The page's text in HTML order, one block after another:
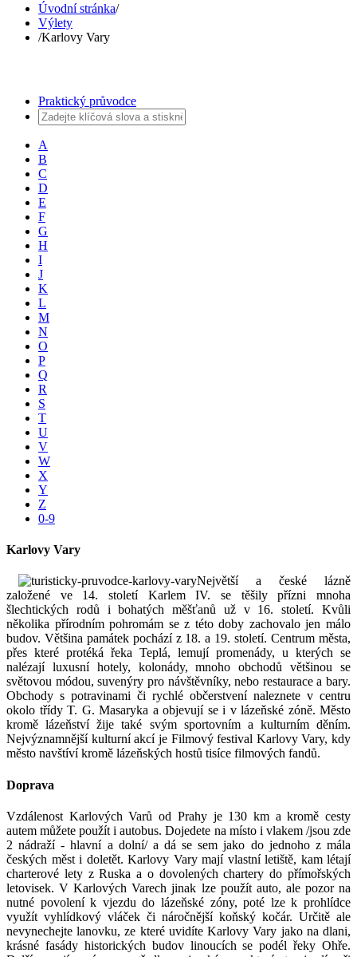
Úvodní stránka/
Výlety
/Karlovy Vary
Praktický průvodce
A
B
C
D
E
F
G
H
I
J
K
L
M
N
O
P
Q
R
S
T
U
V
W
X
Y
Z
0-9
Karlovy Vary
Největší a české lázně
založené ve 14. století Karlem IV. se těšily přízni mnoha
šlechtických rodů i bohatých měšťanů už v 16. století. Kvůli
několika přírodním pohromám se z této doby zachovalo jen málo
budov. Většina památek pochází z 18. a 19. století. Centrum města,
přes které protéká řeka Teplá, lemují promenády, u kterých se
nalézají luxusní hotely, kolonády, mnoho obchodů většinou se
světovou módou, suvenýry pro návštěvníky, nebo restaurace a bary.
Obchody s potravinami či rychlé občerstvení naleznete v centru
okolo třídy T. G. Masaryka a objevují se i v lázeňské zóně. Město
kromě lázeňství žije také svým sportovním a kulturním děním.
Nejvýznamnější kulturní akcí je Filmový festival Karlovy Vary, kdy
město navštíví kromě lázeňských hostů tisíce filmových fandů.
Doprava
Vzdálenost Karlových Varů od Prahy je 130 km a kromě cesty
autem můžete použít i autobus. Dojedete na místo i vlakem /jsou zde
2 nádraží - hlavní a dolní/ a dá se sem jako do jednoho z mála
českých měst i doletět. Karlovy Vary mají vlastní letiště, kam létají
charterové lety z Ruska a o dovolených chartery do přímořských
letovisek. V Karlových Varech jinak lze použít auto, ale pozor na
nutné povolení k vjezdu do lázeňské zóny, poté lze k prohlídce
využít vyhlídkový vláček či náročnější koňský kočár. Určitě ale
nevynechejte lanovku, ze které uvidíte Karlovy Vary jako na dlani,
krásné fasády historických budov linoucích se podél řeky Ohře.